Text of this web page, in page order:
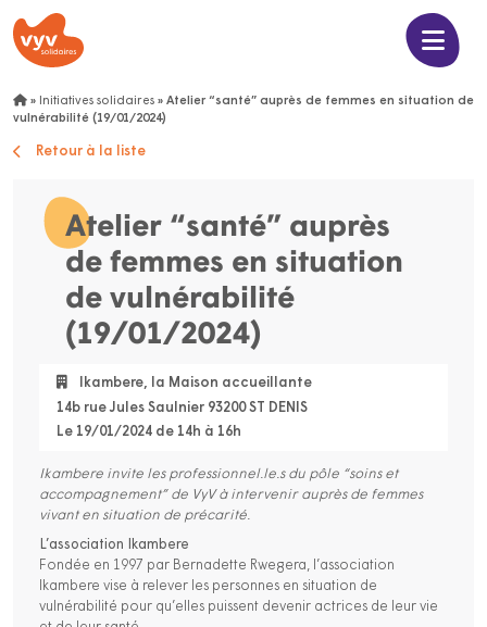
» Initiatives solidaires » Atelier “santé” auprès de femmes en situation de
vulnérabilité (19/01/2024)
Retour à la liste
Atelier “santé” auprès
de femmes en situation
de vulnérabilité
(19/01/2024)
Ikambere, la Maison accueillante
14b rue Jules Saulnier 93200 ST DENIS
Le 19/01/2024 de 14h à 16h
Ikambere invite les professionnel.le.s du pôle “soins et
accompagnement” de VyV à intervenir auprès de femmes
vivant en situation de précarité.
L’association Ikambere
Fondée en 1997 par Bernadette Rwegera, l’association
Ikambere vise à relever les personnes en situation de
vulnérabilité pour qu’elles puissent devenir actrices de leur vie